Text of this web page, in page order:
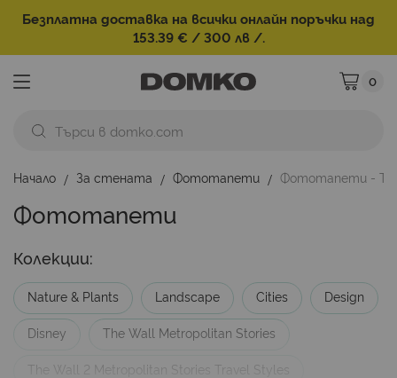
Безплатна доставка на всички онлайн поръчки над
153.39 € / 300 лв /.
Моята
0
Начало За стената Фототапети Фототапети -
Фототапети
Колекции:
Nature & Plants Landscape Cities Design
Disney Тhe Wall Metropolitan Stories
The Wall 2 Metropolitan Stories Travel Styles